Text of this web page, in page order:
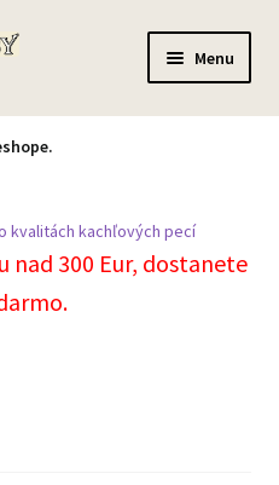
Menu
kvalitách kachľových pecí
nad 300 Eur, dostanete